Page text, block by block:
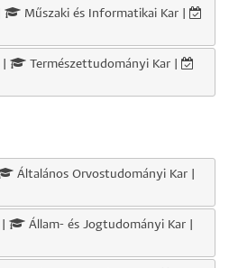
Műszaki és Informatikai Kar |
Természettudományi Kar |
Általános Orvostudományi Kar |
Állam- és Jogtudományi Kar |